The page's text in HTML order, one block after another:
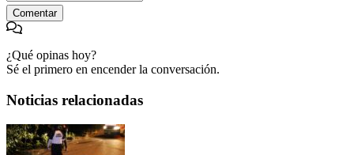
Comentar
¿Qué opinas hoy?
Sé el primero en encender la conversación.
Noticias relacionadas